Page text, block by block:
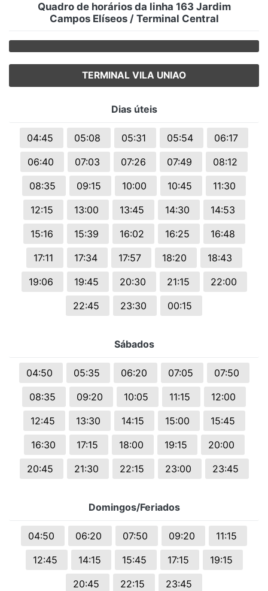
Quadro de horários da linha 163 Jardim
Campos Elíseos / Terminal Central
TERMINAL VILA UNIAO
Dias úteis
04:45 05:08 05:31 05:54
06:17
06:40
07:03 07:26 07:49
08:12
08:35
09:15 10:00 10:45
11:30
12:15
13:00 13:45 14:30
14:53
15:16
15:39 16:02 16:25
16:48
17:11
17:34 17:57 18:20
18:43
19:06
19:45 20:30 21:15
22:00
22:45
23:30 00:15
Sábados
04:50 05:35 06:20 07:05
07:50
08:35
09:20 10:05 11:15
12:00
12:45
13:30 14:15 15:00
15:45
16:30
17:15 18:00 19:15
20:00
20:45
21:30 22:15 23:00 23:45
Domingos/Feriados
04:50 06:20 07:50 09:20
11:15
12:45
14:15 15:45 17:15
19:15
20:45
22:15 23:45